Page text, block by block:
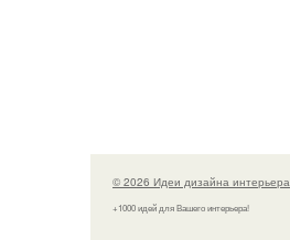
© 2026 Идеи дизайна интерьера
+1000 идей для Вашего интерьера!